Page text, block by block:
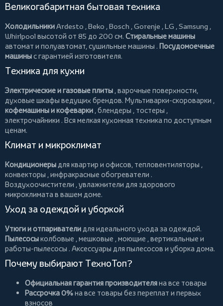
Великогабаритная бытовая техника
ХолодильникиArdesto ,Beko ,Bosch ,Gorenje ,LG ,Samsung ,
Whirlpool высотой от 85 до 200 см. Стиральные машины
автомат и полуавтомат,сушильные машины . Посудомоечные
машиныс гарантией изготовителя.
Техника для кухни
Электрические и газовые плиты , варочные поверхности,
духовые шкафы ведущих брендов. Мультиварки-скороварки ,
кофемашины и кофеварки ,блендеры , тостеры ,
электрочайники . Вся мелкая кухонная техника по доступным
ценам.
Климат и микроклимат
Кондиционерыдля квартир и офисов, тепловентиляторы ,
конвекторы ,инфракрасные обогреватели .
Воздухоочистители , увлажнители для здорового
микроклимата в вашем доме.
Уход за одеждой и уборкой
Утюги и отпаривателидля идеального ухода за одеждой.
Пылесосыколбовые ,мешковые ,моющие ,вертикальные и
работы-пылесосы . Аксессуары для пылесосов и уборка дома.
Почему выбирают ТехноТоп?
Официальная гарантия производителяна все товары
Рассрочка 0%на все товары без переплат и первых
взносов